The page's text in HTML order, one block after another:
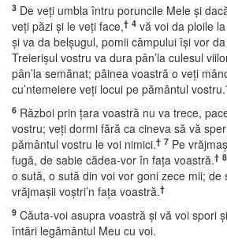
3 De veţi umbla întru poruncile Mele şi
veţi păzi şi le veţi face,† 4 vă voi da ploile
şi va da belşugul, pomii câmpului îşi vor
Treierişul vostru va dura pân’la culesul
pân’la semănat; pâinea voastră o veţi
cu’ntemeiere veţi locui pe pământul vostru.
6 Război prin ţara voastră nu va trece,
vostru; veţi dormi fără ca cineva să vă
pământul vostru le voi nimici.† 7 Pe
fugă, de sabie cădea-vor în faţa voastră.† 8
o sută, o sută din voi vor goni zece mii; de
vrăjmaşii voştri’n faţa voastră.†
9 Căuta-voi asupra voastră şi vă voi spori
întări legământul Meu cu voi.